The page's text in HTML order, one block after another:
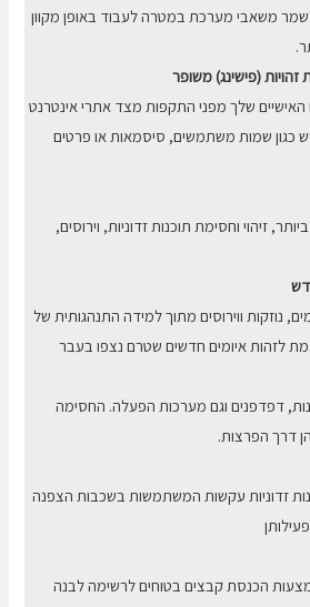
משאבי מערכת במטרה לעבוד באופן מקוון
(פישינג) משופר
האישיים שלך מפני התקפות מצד אתרי אינטרנט
כגון שמות משתמשים, סיסמאות או פרטים
זיהוי וחסימת תוכנות זדוניות, וירוסים,
נוזקות ווירוסים מתוך למידה התנהגותית של
לזהות איומים חדשים שטרם נצפו בעבר
דפדפנים וגם מערכות הפעלה. החסימה
דרך הפרצות.
זדוניות עקשות המשתמשות בשכבות הצפנה
הכנסת קבצים בטוחים לרשימה לבנה